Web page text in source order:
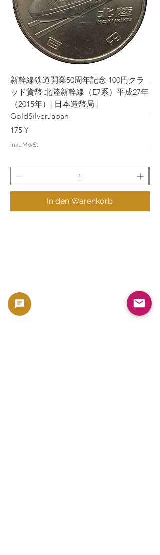
新幹線鉄道開業50周年記念 100円クラ
ッド貨幣 北陸新幹線（E7系）平成27年
（2015年）| 日本造幣局 |
GoldSilverJapan
Preis
175 ¥
inkl. MwSt.
In den Warenkorb